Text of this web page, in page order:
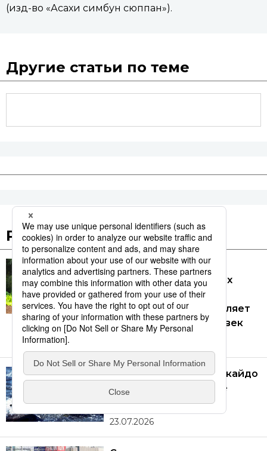
(изд-во «Асахи симбун сюппан»).
Другие статьи по теме
Рекомендуемые статьи
Численность
сельскохозяйственных
рабочих в Японии
сократилась и составляет
менее миллиона человек
[Фото] Животные Хоккайдо
в естественной среде
обитания
23.07.2026